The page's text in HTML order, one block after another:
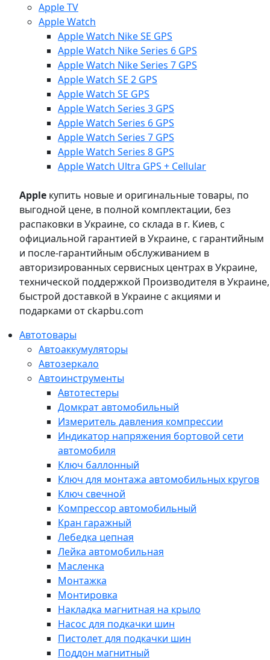
Apple TV
Apple Watch
Apple Watch Nike SE GPS
Apple Watch Nike Series 6 GPS
Apple Watch Nike Series 7 GPS
Apple Watch SE 2 GPS
Apple Watch SE GPS
Apple Watch Series 3 GPS
Apple Watch Series 6 GPS
Apple Watch Series 7 GPS
Apple Watch Series 8 GPS
Apple Watch Ultra GPS + Cellular
Apple купить новые и оригинальные товары, по
выгодной цене, в полной комплектации, без
распаковки в Украине, со склада в г. Киев, с
официальной гарантией в Украине, с гарантийным
и после-гарантийным обслуживанием в
авторизированных сервисных центрах в Украине,
технической поддержкой Производителя в Украине,
быстрой доставкой в Украине с акциями и
подарками от ckapbu.com
Автотовары
Автоаккумуляторы
Автозеркало
Автоинструменты
Автотестеры
Домкрат автомобильный
Измеритель давления компрессии
Индикатор напряжения бортовой сети
автомобиля
Ключ баллонный
Ключ для монтажа автомобильных кругов
Ключ свечной
Компрессор автомобильный
Кран гаражный
Лебедка цепная
Лейка автомобильная
Масленка
Монтажка
Монтировка
Накладка магнитная на крыло
Насос для подкачки шин
Пистолет для подкачки шин
Поддон магнитный